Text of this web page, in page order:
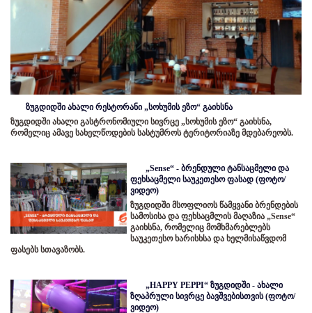
ზუგდიდში ახალი რესტორანი „სოხუმის ეზო“ გაიხსნა
ზუგდიდში ახალი გასტრონომიული სივრცე „სოხუმის ეზო“ გაიხსნა,
რომელიც ამავე სახელწოდების სასტუმროს ტერიტორიაზე მდებარეობს.
„Sense“ - ბრენდული ტანსაცმელი და
ფეხსაცმელი საუკეთესო ფასად (ფოტო/
ვიდეო)
ზუგდიდში მსოფლიოს წამყვანი ბრენდების
სამოსისა და ფეხსაცმლის მაღაზია „Sense“
გაიხსნა, რომელიც მომხმარებლებს
საუკეთესო ხარისხსა და ხელმისაწვდომ
ფასებს სთავაზობს.
„HAPPY PEPPI“ ზუგდიდში - ახალი
ზღაპრული სივრცე ბავშვებისთვის (ფოტო/
ვიდეო)